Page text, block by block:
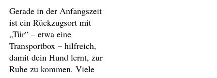
Gerade in der Anfangszeit
ist ein Rückzugsort mit
„Tür“ – etwa eine
Transportbox – hilfreich,
damit dein Hund lernt, zur
Ruhe zu kommen. Viele